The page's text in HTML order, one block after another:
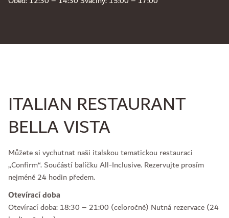
ITALIAN RESTAURANT
BELLA VISTA
Můžete si vychutnat naši italskou tematickou restauraci
„Confirm“. Součástí balíčku All-Inclusive. Rezervujte prosím
nejméně 24 hodin předem.
Otevírací doba
Otevírací doba: 18:30 – 21:00 (celoročně) Nutná rezervace (24